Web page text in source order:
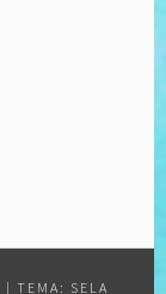
| TEMA: SELA